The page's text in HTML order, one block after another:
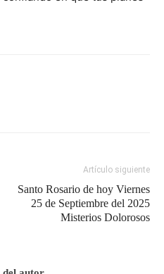
Artículo siguiente
Santo Rosario de hoy Viernes
25 de Septiembre del 2025
Misterios Dolorosos